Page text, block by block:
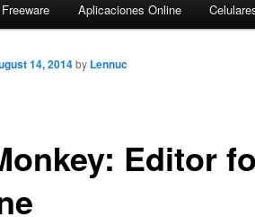
Freeware Aplicaciones Online
Editor
14, 2014 by Lennuc